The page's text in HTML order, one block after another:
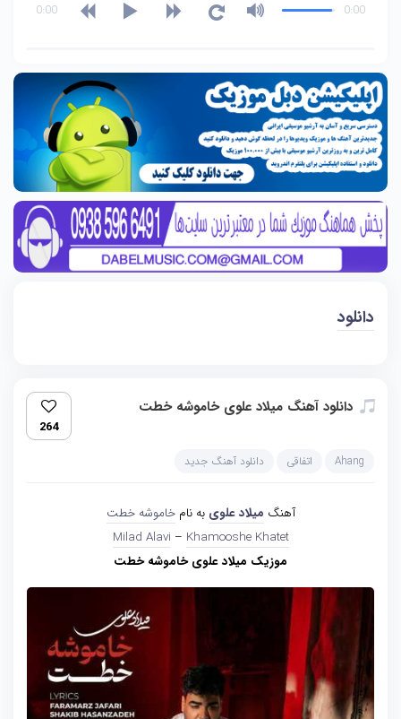
0:00
0:00
دانلود
دانلود آهنگ میلاد علوی خاموشه خطت
264
Ahang اتفاقی دانلود آهنگ جدید
آهنگ میلاد علوی به نامخاموشه خطت
Milad Alavi – Khamooshe Khatet
موزیک میلاد علوی خاموشه خطت